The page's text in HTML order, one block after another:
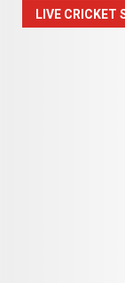
LIVE CRICKET